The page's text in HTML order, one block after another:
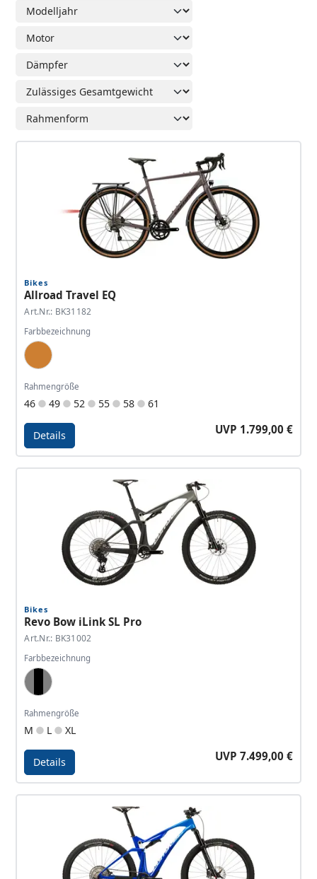
Bikes
Allroad Travel EQ
Art.Nr.: BK31182
Farbbezeichnung
Bronze, Dark Bronze
Rahmengröße
46 49 52 55 58 61
Details UVP 1.799,00 €
Bikes
Revo Bow iLink SL Pro
Art.Nr.: BK31002
Farbbezeichnung
Grey, Black, Light Grey
Rahmengröße
M L XL
Details UVP 7.499,00 €